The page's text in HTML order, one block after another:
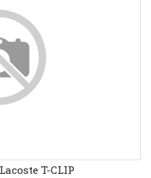
T-CLIP